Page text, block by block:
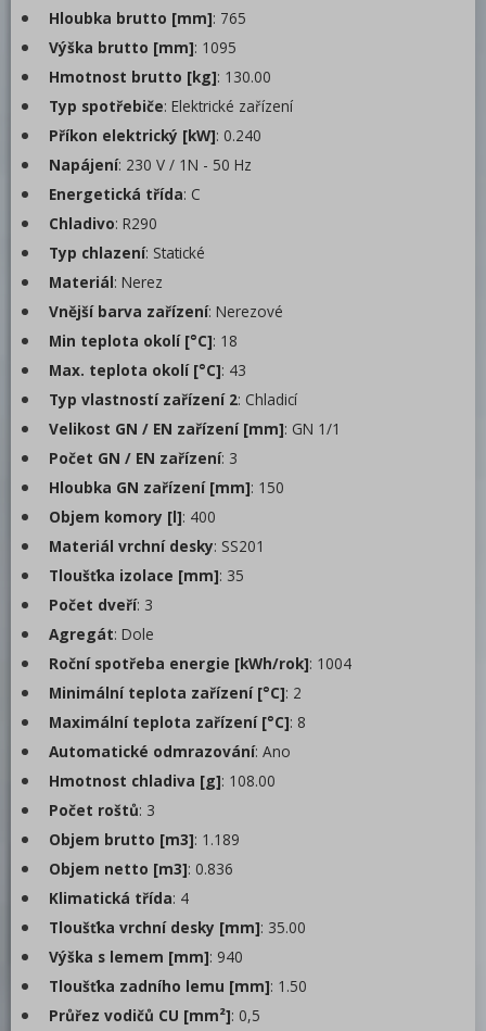
Výrobníky ledu
Mycí program
Změkčovače
Distribuce jídel, gastronádoby
Barové zařízení, kávovary
REDFOX
Hloubka brutto [mm]: 765
Výška brutto [mm]: 1095
Hmotnost brutto [kg]: 130.00
Typ spotřebiče: Elektrické zařízení
Příkon elektrický [kW]: 0.240
Napájení: 230 V / 1N - 50 Hz
Energetická třída: C
Chladivo: R290
Typ chlazení: Statické
Materiál: Nerez
Vnější barva zařízení: Nerezové
Min teplota okolí [°C]: 18
Max. teplota okolí [°C]: 43
Typ vlastností zařízení 2: Chladicí
Velikost GN / EN zařízení [mm]: GN 1/1
Počet GN / EN zařízení: 3
Hloubka GN zařízení [mm]: 150
Objem komory [l]: 400
Materiál vrchní desky: SS201
Tloušťka izolace [mm]: 35
Počet dveří: 3
Agregát: Dole
Roční spotřeba energie [kWh/rok]: 1004
Minimální teplota zařízení [°C]: 2
Maximální teplota zařízení [°C]: 8
Automatické odmrazování: Ano
Hmotnost chladiva [g]: 108.00
Počet roštů: 3
Objem brutto [m3]: 1.189
Objem netto [m3]: 0.836
Klimatická třída: 4
Tloušťka vrchní desky [mm]: 35.00
Výška s lemem [mm]: 940
Tloušťka zadního lemu [mm]: 1.50
Průřez vodičů CU [mm²]: 0,5